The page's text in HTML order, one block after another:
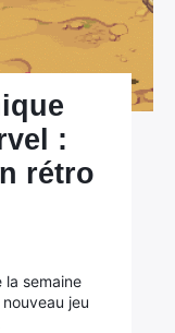
:
rétro
semaine
jeu